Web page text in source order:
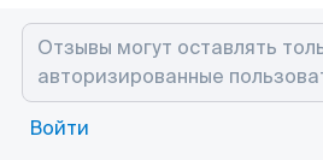
Войти